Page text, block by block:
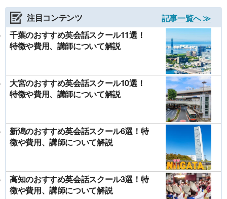
注目コンテンツ
記事一覧へ ≫
千葉のおすすめ英会話スクール11選！
特徴や費用、講師について解説
大宮のおすすめ英会話スクール10選！
特徴や費用、講師について解説
新潟のおすすめ英会話スクール6選！特
徴や費用、講師について解説
高知のおすすめ英会話スクール3選！特
徴や費用、講師について解説